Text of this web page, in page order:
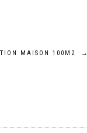
MAISON 100M2 →